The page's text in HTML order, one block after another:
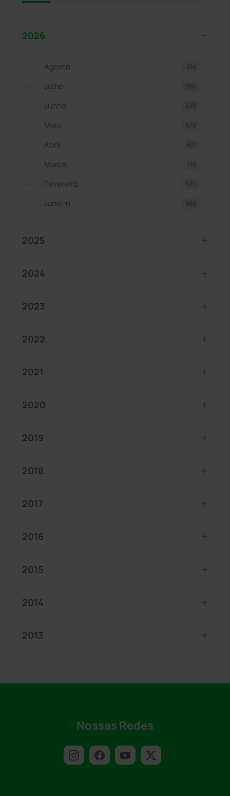
2026
Agosto 214
Julho 695
Junho 620
Maio 675
Abril 671
Março 710
Fevereiro 625
Janeiro 660
2025
2024
2023
2022
2021
2020
2019
2018
2017
2016
2015
2014
2013
Nossas Redes